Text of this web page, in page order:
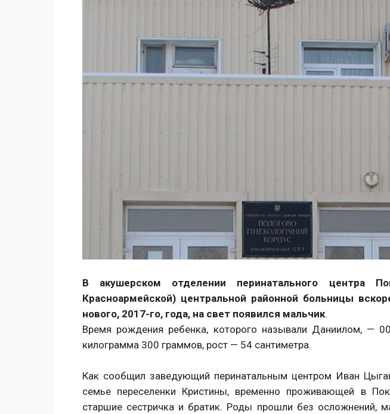
В акушерском отделении перинатального центра
Красноармейской) центральной районной больницы
нового, 2017-го, года, на свет появился мальчик.
Время рождения ребенка, которого называли Даниилом, —
килограмма 300 граммов, рост — 54 сантиметра.
Как сообщил заведующий перинатальным центром Иван
семье переселенки Кристины, временно проживающей в
старшие сестричка и братик. Роды прошли без осложнений,